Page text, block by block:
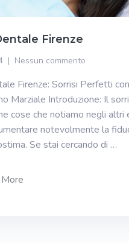
Firenze
Nessun commento
Firenze: Sorrisi Perfetti
Marziale Introduzione: Il
cose che notiamo negli altri
notevolmente la
Se stai cercando di …